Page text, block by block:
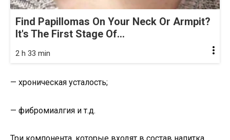
Find Papillomas On Your Neck Or Armpit?
It's The First Stage Of...
2 h 33 min
— хроническая усталость;
— фибромиалгия и т.д.